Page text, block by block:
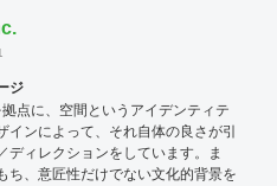
ジ
点に、空間というアイデンティテ
インによって、それ自体の良さが引
ディレクションをしています。ま
ち、意匠性だけでない文化的背景を